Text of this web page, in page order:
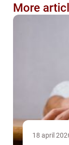
More
18 april